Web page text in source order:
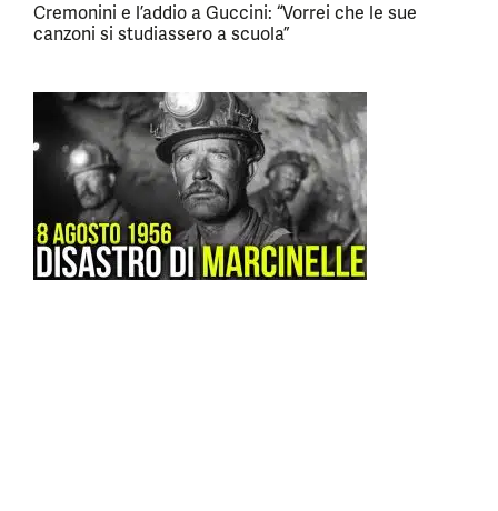
Cremonini e l’addio a Guccini: “Vorrei che le sue
canzoni si studiassero a scuola”